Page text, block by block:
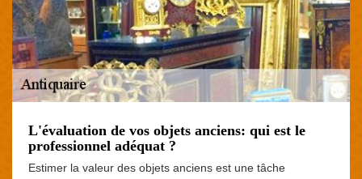
L'évaluation de vos objets anciens: qui est le
professionnel adéquat ?
Estimer la valeur des objets anciens est une tâche